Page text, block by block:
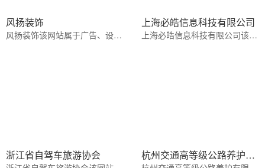
风扬装饰
风扬装饰该网站属于广告、设计装修行业白色系风格
上海必皓信息科技有限公司
上海必皓信息科技有限公司该网站属于IT科技、软件行业绿色,蓝色系风格
浙江省自驾车旅游协会 杭州交通高等级公路养护有限公司